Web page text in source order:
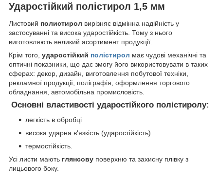
Ударостійкий полістирол 1,5 мм
Листовий полистирол вирізняє відмінна надійність у
застосуванні та висока ударостійкість. Тому з нього
виготовляють великий асортимент продукції.
Крім того, ударостійкий полістирол має чудові механічні та
оптичні показники, що дає змогу його використовувати в таких
сферах: декор, дизайн, виготовлення побутової техніки,
рекламної продукції, поліграфія, оформлення торгового
обладнання, автомобільна промисловість.
Основні властивості ударостійкого полістиролу:
легкість в обробці
висока ударна в'язкість (ударостійкість)
термостійкість.
Усі листи мають глянсову поверхню та захисну плівку з
лицьового боку.